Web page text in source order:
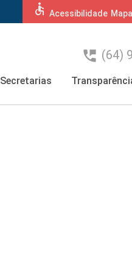
accessible Acessibilidade
perm_phone_msg (64)
Secretarias